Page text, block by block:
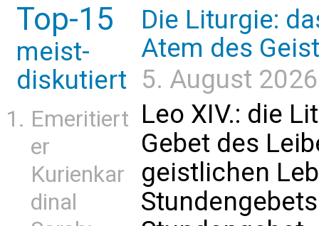
Top-15
meist-
diskutiert
Emeritiert
er
Kurienkar
dinal
Die Liturgie:
Atem des
5. August
Leo XIV.: die
Gebet des
geistlichen